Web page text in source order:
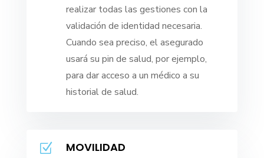
realizar todas las gestiones con la
validación de identidad necesaria.
Cuando sea preciso, el asegurado
usará su pin de salud, por ejemplo,
para dar acceso a un médico a su
historial de salud.
Z MOVILIDAD